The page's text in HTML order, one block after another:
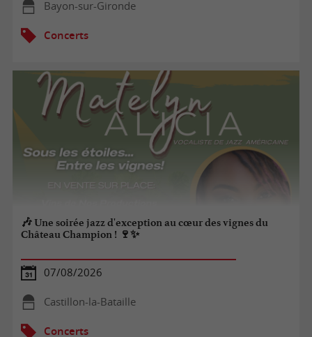
Bayon-sur-Gironde
Concerts
🎶 Une soirée jazz d'exception au cœur des vignes du
Château Champion ! 🍷✨
07/08/2026
Castillon-la-Bataille
Concerts